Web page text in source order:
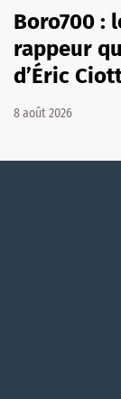
Boro700 :
rappeur
d’Éric
8 août 2026